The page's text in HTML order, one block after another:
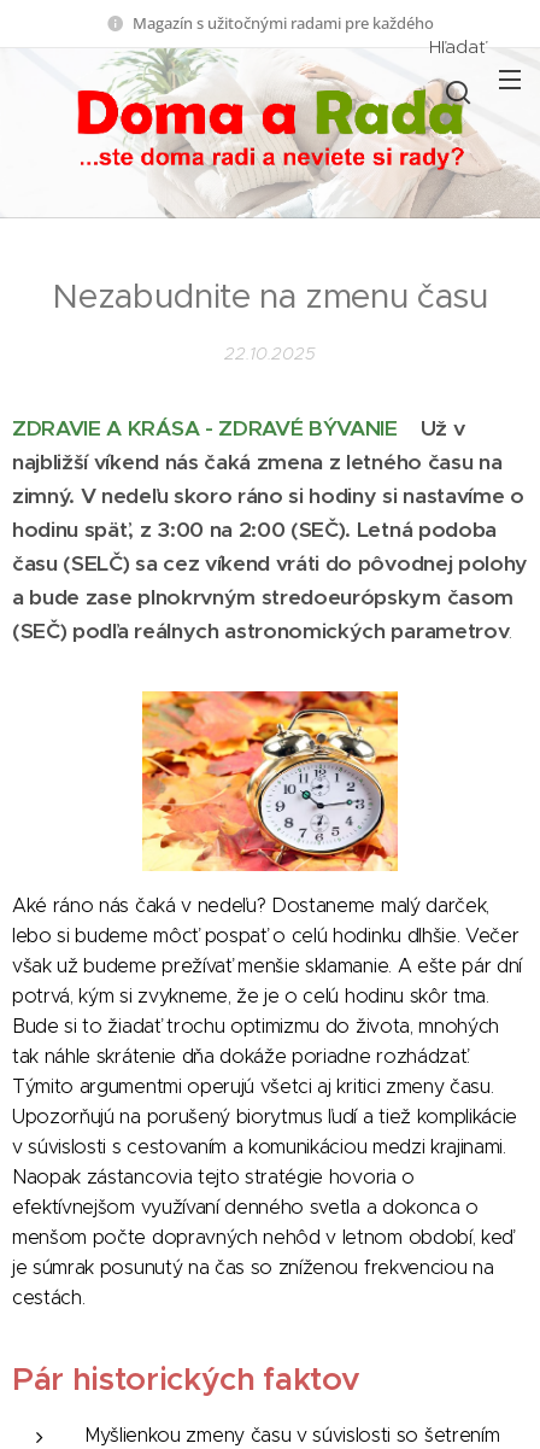
Magazín s užitočnými radami pre každého
Hľadať
Nezabudnite na zmenu času
22.10.2025
ZDRAVIE A KRÁSA - ZDRAVÉ BÝVANIE
Už v
najbližší víkend nás čaká zmena z letného času na
zimný. V nedeľu skoro ráno si hodiny si nastavíme o
hodinu späť, z 3:00 na 2:00 (SEČ). Letná podoba
času (SELČ) sa cez víkend vráti do pôvodnej polohy
a bude zase plnokrvným stredoeurópskym časom
(SEČ) podľa reálnych astronomických parametrov.
Aké ráno nás čaká v nedeľu? Dostaneme malý darček,
lebo si budeme môcť pospať o celú hodinku dlhšie. Večer
však už budeme prežívať menšie sklamanie. A ešte pár dní
potrvá, kým si zvykneme, že je o celú hodinu skôr tma.
Bude si to žiadať trochu optimizmu do života, mnohých
tak náhle skrátenie dňa dokáže poriadne rozhádzať.
Týmito argumentmi operujú všetci aj kritici zmeny času.
Upozorňujú na porušený biorytmus ľudí a tiež komplikácie
v súvislosti s cestovaním a komunikáciou medzi krajinami.
Naopak zástancovia tejto stratégie hovoria o
efektívnejšom využívaní denného svetla a dokonca o
menšom počte dopravných nehôd v letnom období, keď
je súmrak posunutý na čas so zníženou frekvenciou na
cestách.
Pár historických faktov
Myšlienkou zmeny času v súvislosti so šetrením